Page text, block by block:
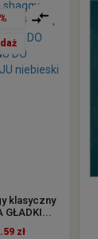
klasyczny
GŁADKI...
zł